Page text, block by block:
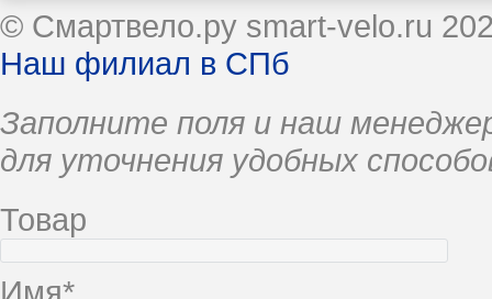
© Смартвело.ру smart-velo.ru
Наш филиал в СПб
Заполните поля и наш
для уточнения удобных
Товар
Имя*